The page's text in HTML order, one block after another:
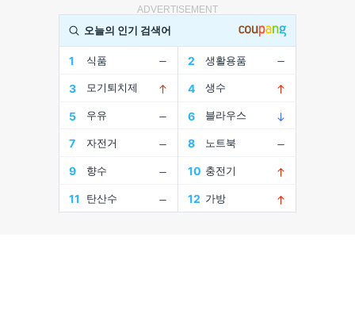
ADVERTISEMENT